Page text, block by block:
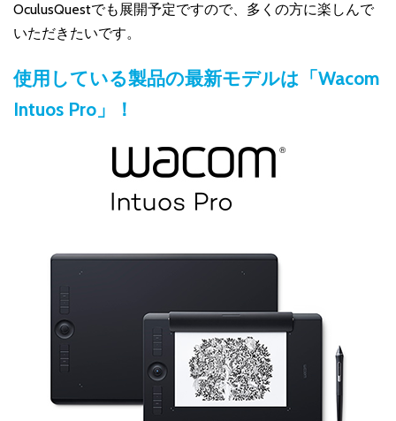
OculusQuestでも展開予定ですので、多くの方に楽しんで
いただきたいです。
使用している製品の最新モデルは「Wacom
Intuos Pro」！